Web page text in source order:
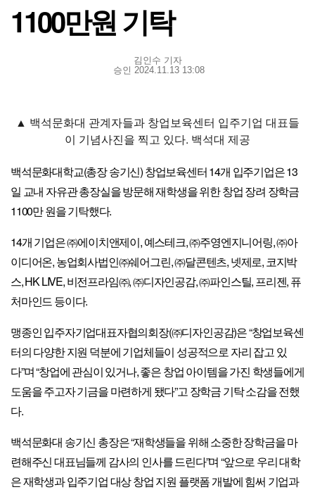
1100만원 기탁
김인수 기자
승인 2024.11.13 13:08
▲ 백석문화대 관계자들과 창업보육센터 입주기업 대표들
이 기념사진을 찍고 있다. 백석대 제공
백석문화대학교(총장 송기신) 창업보육센터 14개 입주기업은 13
일 교내 자유관 총장실을 방문해 재학생을 위한 창업 장려 장학금
1100만 원을 기탁했다.
14개 기업은 ㈜에이치앤제이, 예스테크, ㈜주영엔지니어링, ㈜아
이디어온, 농업회사법인㈜쉐어그린, ㈜달콘텐츠, 넷제로, 코지박
스, HK LIVE, 비전프라임㈜, ㈜디자인공감, ㈜파인스틸, 프리젠, 퓨
처마인드 등이다.
맹종인 입주자기업대표자협의회장(㈜디자인공감)은 “창업보육센
터의 다양한 지원 덕분에 기업체들이 성공적으로 자리 잡고 있
다”며 “창업에 관심이 있거나, 좋은 창업 아이템을 가진 학생들에게
도움을 주고자 기금을 마련하게 됐다”고 장학금 기탁 소감을 전했
다.
백석문화대 송기신 총장은 “재학생들을 위해 소중한 장학금을 마
련해주신 대표님들께 감사의 인사를 드린다”며 “앞으로 우리 대학
은 재학생과 입주기업 대상 창업 지원 플랫폼 개발에 힘써 기업과